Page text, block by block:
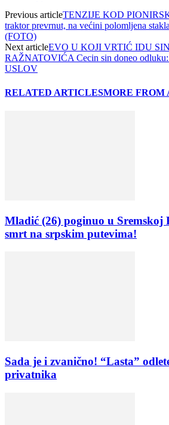
Previous articleTENZIJE KOD
traktor prevrnut, na većini polomljena
(FOTO)
Next articleEVO U KOJI VRTIĆ IDU
RAŽNATOVIĆA Cecin sin doneo
USLOV
RELATED ARTICLESMORE FROM
Mladić (26) poginuo u Sremskoj
smrt na srpskim putevima!
Sada je i zvanično! “Lasta”
privatnika